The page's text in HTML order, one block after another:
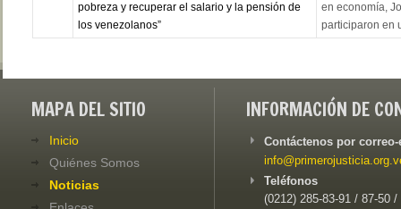
pobreza y recuperar el salario y la pensión de
los venezolanos”
en economía,
participaron en
MAPA DEL SITIO
Inicio
Quiénes Somos
Noticias
INFORMACIÓN DE
Contáctenos por
Teléfonos
(0212) 285-83-91 / 87-50 /